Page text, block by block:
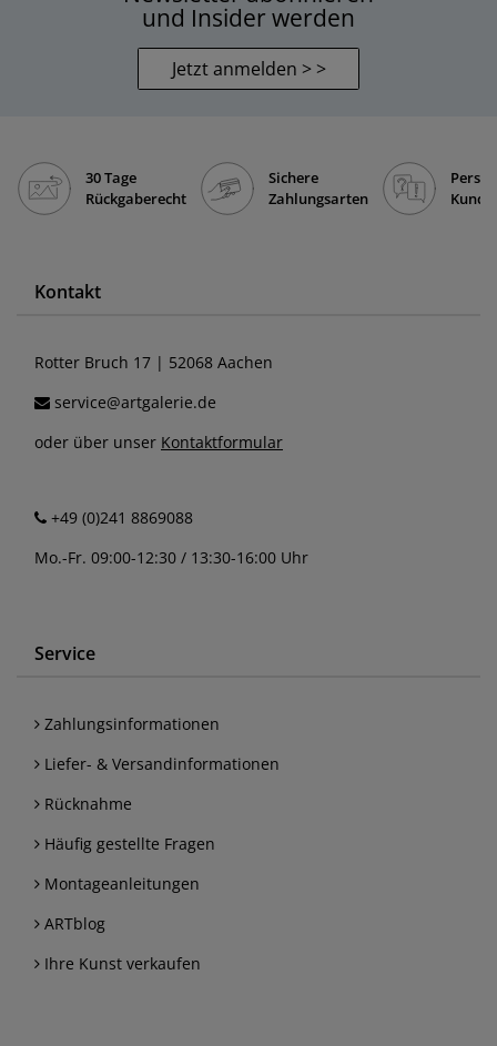
und Insider werden
Jetzt anmelden > >
30 Tage
Rückgaberecht
Sichere
Zahlungsarten
Kontakt
Rotter Bruch 17 | 52068 Aachen
service@artgalerie.de
oder über unser Kontaktformular
+49 (0)241 8869088
Mo.-Fr. 09:00-12:30 / 13:30-16:00 Uhr
Service
Zahlungsinformationen
Liefer- & Versandinformationen
Rücknahme
Häufig gestellte Fragen
Montageanleitungen
ARTblog
Ihre Kunst verkaufen